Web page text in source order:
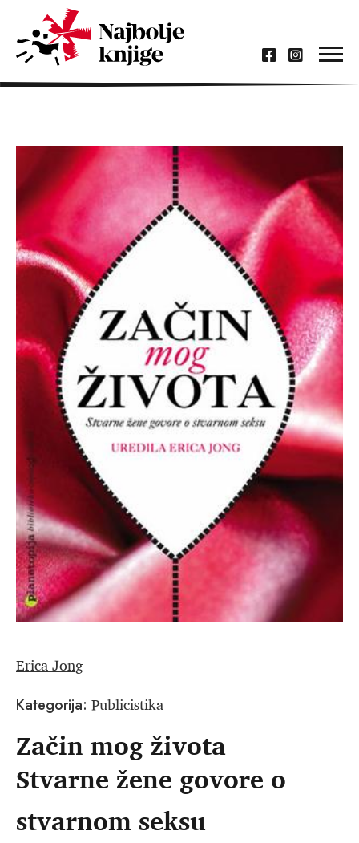
Erica Jong
Kategorija: Publicistika
Začin mog života
Stvarne žene govore o
stvarnom seksu